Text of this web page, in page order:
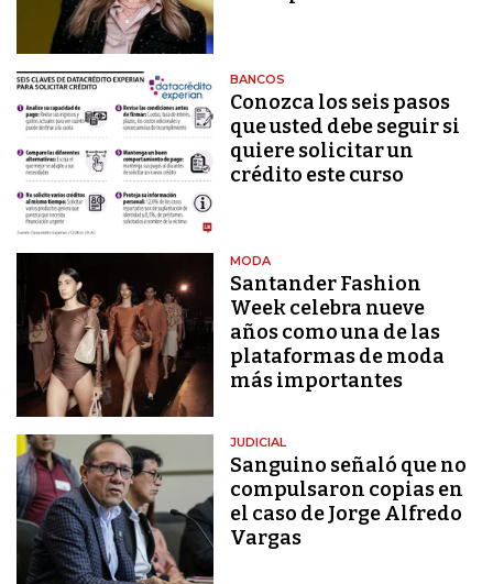
BANCOS
Conozca los seis pasos
que usted debe seguir si
quiere solicitar un
crédito este curso
MODA
Santander Fashion
Week celebra nueve
años como una de las
plataformas de moda
más importantes
JUDICIAL
Sanguino señaló que no
compulsaron copias en
el caso de Jorge Alfredo
Vargas